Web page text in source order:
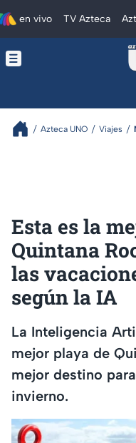
en vivo TV Azteca
Azteca UNO Viajes
Esta es la
Quintana
las
según la IA
La Inteligencia
mejor playa de
mejor destino
invierno.